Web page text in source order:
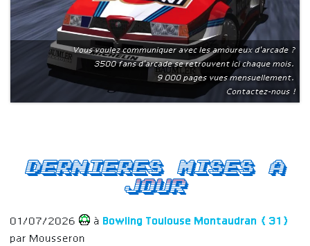
Vous voulez communiquer avec les amoureux d'arcade ?
3500 fans d'arcade se retrouvent ici chaque mois.
9 000 pages vues mensuellement.
Contactez-nous !
Dernieres mises a
jour
01/07/2026 à Bowling Toulouse Montaudran (31)
par Mousseron